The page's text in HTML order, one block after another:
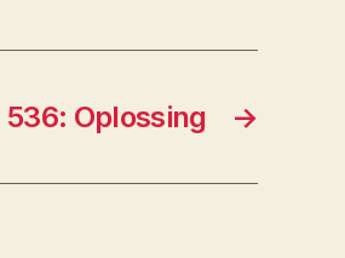
→
536: Oplossing